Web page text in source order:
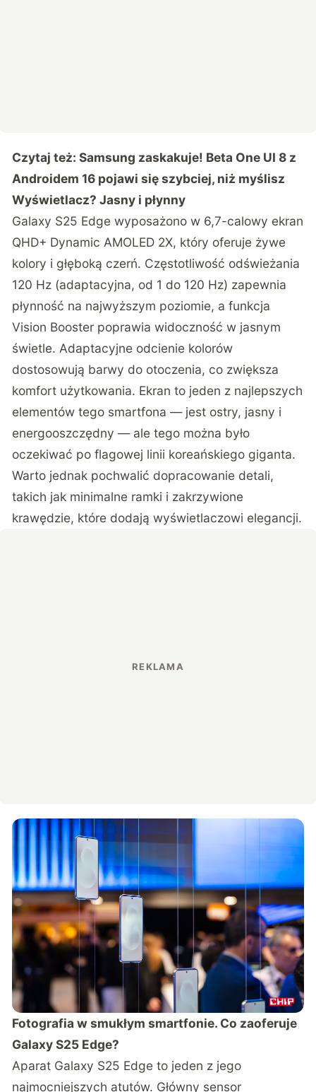
Czytaj też:Samsung zaskakuje! Beta One UI 8 z
Androidem 16 pojawi się szybciej, niż myślisz
Wyświetlacz? Jasny i płynny
Galaxy S25 Edge wyposażono w 6,7-calowy ekran
QHD+ Dynamic AMOLED 2X, który oferuje żywe
kolory i głęboką czerń. Częstotliwość odświeżania
120 Hz (adaptacyjna, od 1 do 120 Hz) zapewnia
płynność na najwyższym poziomie, a funkcja
Vision Booster poprawia widoczność w jasnym
świetle. Adaptacyjne odcienie kolorów
dostosowują barwy do otoczenia, co zwiększa
komfort użytkowania. Ekran to jeden z najlepszych
elementów tego smartfona — jest ostry, jasny i
energooszczędny — ale tego można było
oczekiwać po flagowej linii koreańskiego giganta.
Warto jednak pochwalić dopracowanie detali,
takich jak minimalne ramki i zakrzywione
krawędzie, które dodają wyświetlaczowi elegancji.
Fotografia w smukłym smartfonie. Co zaoferuje
Galaxy S25 Edge?
Aparat Galaxy S25 Edge to jeden z jego
najmocniejszych atutów. Główny sensor